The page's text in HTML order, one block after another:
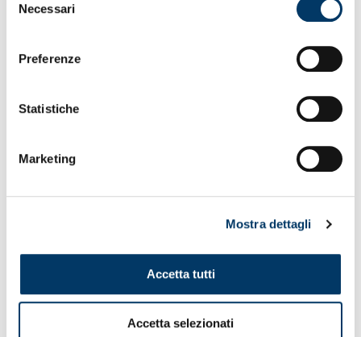
delNecessari
Preferenze
Statistiche
Marketing
Mostra dettagli
Accetta tutti
Accetta selezionati